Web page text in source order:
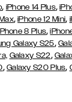
, iPhone 14 Plus,
,iPhone 12 Mini,
8 Plus,
Galaxy S25,
Galaxy S22,
, Galaxy S20 Plus,